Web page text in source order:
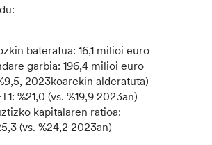
bateratua: 16,1 milioi euro
garbia: 196,4 milioi euro
2023koarekin alderatuta)
%21,0 (vs. %19,9 2023an)
kapitalaren ratioa:
(vs. %24,2 2023an)